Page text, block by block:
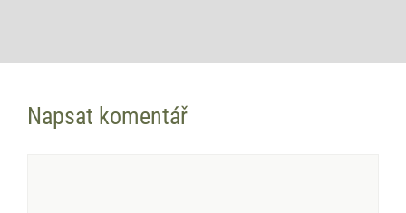
Napsat komentář